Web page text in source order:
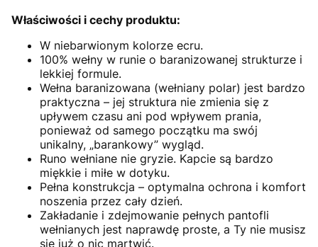
Właściwości i cechy produktu:
W niebarwionym kolorze ecru.
100% wełny w runie o baranizowanej strukturze i
lekkiej formule.
Wełna baranizowana (wełniany polar) jest bardzo
praktyczna – jej struktura nie zmienia się z
upływem czasu ani pod wpływem prania,
ponieważ od samego początku ma swój
unikalny, „barankowy” wygląd.
Runo wełniane nie gryzie. Kapcie są bardzo
miękkie i miłe w dotyku.
Pełna konstrukcja – optymalna ochrona i komfort
noszenia przez cały dzień.
Zakładanie i zdejmowanie pełnych pantofli
wełnianych jest naprawdę proste, a Ty nie musisz
się już o nic martwić.